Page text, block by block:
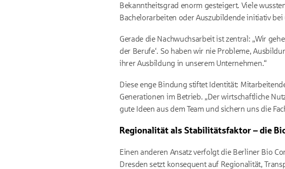
Bekanntheitsgrad enorm gesteigert. Viele
Bachelorarbeiten oder Auszubildende initiativ bei
Gerade die Nachwuchsarbeit ist zentral: „Wir
der Berufe‘. So haben wir nie Probleme,
ihrer Ausbildung in unserem Unternehmen.“
Diese enge Bindung stiftet Identität:
Generationen im Betrieb. „Der wirtschaftliche
gute Ideen aus dem Team und sichern uns die
Regionalität als Stabilitätsfaktor – die
Einen anderen Ansatz verfolgt die Berliner Bio
Dresden setzt konsequent auf Regionalität,